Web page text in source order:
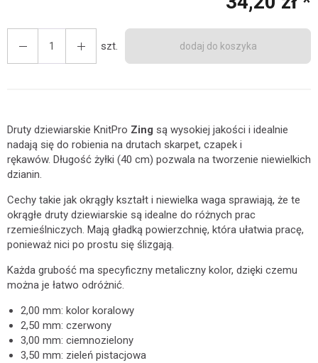
szt. dodaj do koszyka
Druty dziewiarskie KnitPro Zing są wysokiej jakości i idealnie
nadają się do robienia na drutach skarpet, czapek i
rękawów. Długość żyłki (40 cm) pozwala na tworzenie niewielkich
dzianin.
Cechy takie jak okrągły kształt i niewielka waga sprawiają, że te
okrągłe druty dziewiarskie są idealne do różnych prac
rzemieślniczych. Mają gładką powierzchnię, która ułatwia pracę,
ponieważ nici po prostu się ślizgają.
Każda grubość ma specyficzny metaliczny kolor, dzięki czemu
można je łatwo odróżnić.
2,00 mm: kolor koralowy
2,50 mm: czerwony
3,00 mm: ciemnozielony
3,50 mm: zieleń pistacjowa